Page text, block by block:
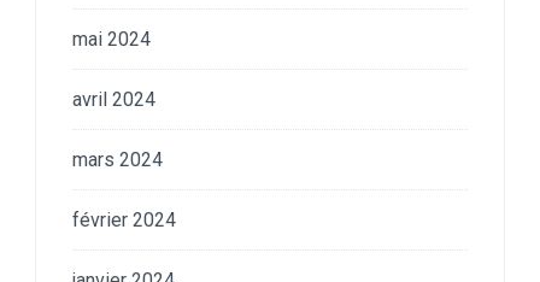
mai 2024
avril 2024
mars 2024
février 2024